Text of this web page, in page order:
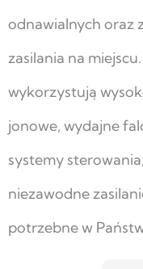
odnawialnych oraz
zasilania na
wykorzystują
jonowe, wydajne
systemy
niezawodne
potrzebne w